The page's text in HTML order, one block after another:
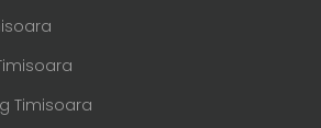
Timisoara